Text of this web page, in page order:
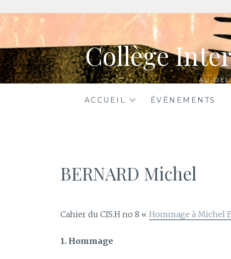
Aller
au
contenu
Collège
AU-
ACCUEIL ÉVÉNEMENTS
BERNARD Michel
Cahier du CIS.H no 8 « Hommage à Michel
1. Hommage